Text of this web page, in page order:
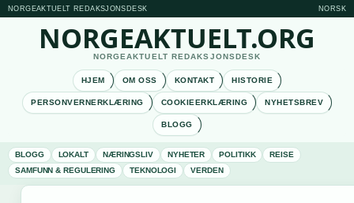
NORGEAKTUELT REDAKSJONSDESK NORSK
NORGEAKTUELT.ORG
NORGEAKTUELT REDAKSJONSDESK
HJEM OM OSS KONTAKT HISTORIE
PERSONVERNERKLÆRING COOKIEERKLÆRING NYHETSBREV
BLOGG
BLOGG LOKALT NÆRINGSLIV NYHETER POLITIKK
REISE
SAMFUNN & REGULERING
TEKNOLOGI VERDEN